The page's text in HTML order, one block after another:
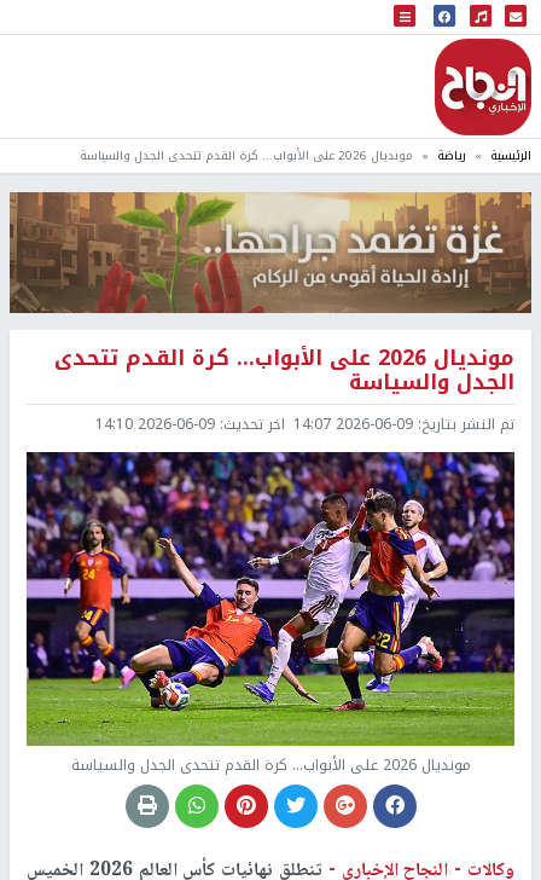
البث المباشر
إذاعة النجاح
الرئيسية رياضة مونديال 2026 على الأبواب... كرة القدم تتحدى الجدل والسياسة
مونديال 2026 على الأبواب... كرة القدم تتحدى
الجدل والسياسة
تم النشر بتاريخ: 2026-06-09 14:07 اخر تحديث: 2026-06-09 14:10
مونديال 2026 على الأبواب... كرة القدم تتحدى الجدل والسياسة
وكالات - النجاح الإخباري -
تنطلق نهائيات كأس العالم 2026 الخميس